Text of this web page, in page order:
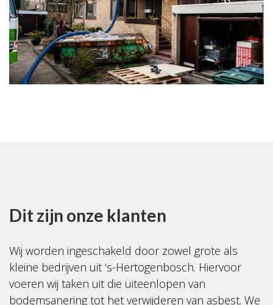
Dit zijn onze klanten
Wij worden ingeschakeld door zowel grote als
kleine bedrijven uit ‘s-Hertogenbosch. Hiervoor
voeren wij taken uit die uiteenlopen van
bodemsanering tot het verwijderen van asbest. We